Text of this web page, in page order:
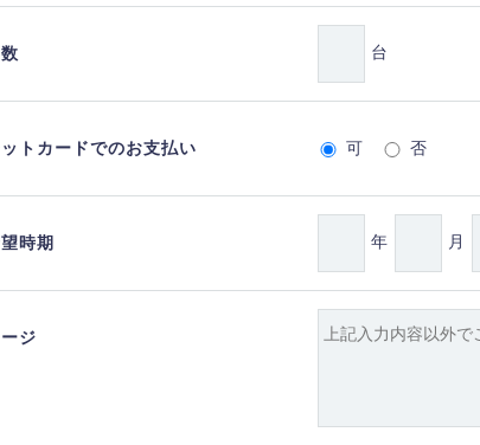
台
トカードでのお支払い 可 否
時期 年 月
ジ